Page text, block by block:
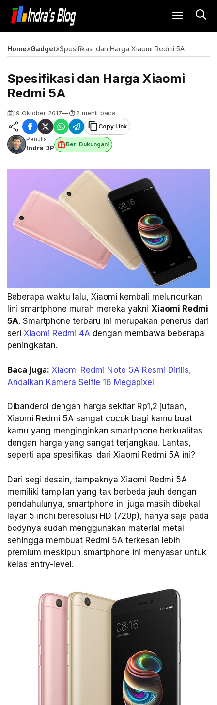
Langsung
isi
MENU
Home»Gadget»Spesifikasi dan Harga Xiaomi Redmi 5A
Spesifikasi dan Harga Xiaomi
Redmi 5A
19 Oktober 2017— 2 menit baca
Copy Link
Penulis
Indra DP Beri Dukungan!
Beberapa waktu lalu, Xiaomi kembali meluncurkan
lini smartphone murah mereka yakni Xiaomi Redmi
5A. Smartphone terbaru ini merupakan penerus dari
seri Xiaomi Redmi 4A dengan membawa beberapa
peningkatan.
Baca juga: Xiaomi Redmi Note 5A Resmi Dirilis,
Andalkan Kamera Selfie 16 Megapixel
Dibanderol dengan harga sekitar Rp1,2 jutaan,
Xiaomi Redmi 5A sangat cocok bagi kamu buat
kamu yang menginginkan smartphone berkualitas
dengan harga yang sangat terjangkau. Lantas,
seperti apa spesifikasi dari Xiaomi Redmi 5A ini?
Dari segi desain, tampaknya Xiaomi Redmi 5A
memiliki tampilan yang tak berbeda jauh dengan
pendahulunya, smartphone ini juga masih dibekali
layar 5 inchi beresolusi HD (720p), hanya saja pada
bodynya sudah menggunakan material metal
sehingga membuat Redmi 5A terkesan lebih
premium meskipun smartphone ini menyasar untuk
kelas entry-level.